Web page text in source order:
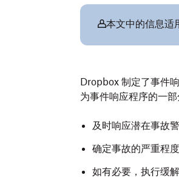
本文中的信息适
Dropbox 制定了事件
为事件响应程序的一
及时响应潜在事故
确定事故的严重程度
如有必要，执行缓